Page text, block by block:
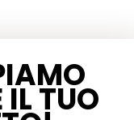
IL TUO